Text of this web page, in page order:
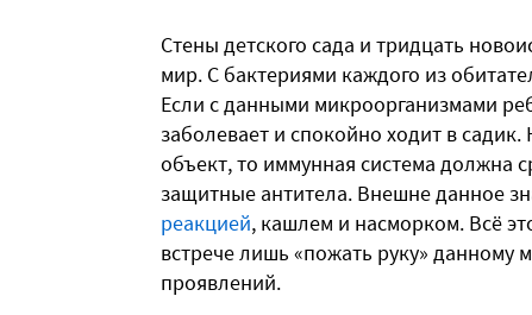
Стены детского сада и тридцать
мир. С бактериями каждого из
Если с данными микроорганизмами
заболевает и спокойно ходит в
объект, то иммунная система должна
защитные антитела. Внешне данное
реакцией, кашлем и насморком. Всё
встрече лишь «пожать руку» данному
проявлений.